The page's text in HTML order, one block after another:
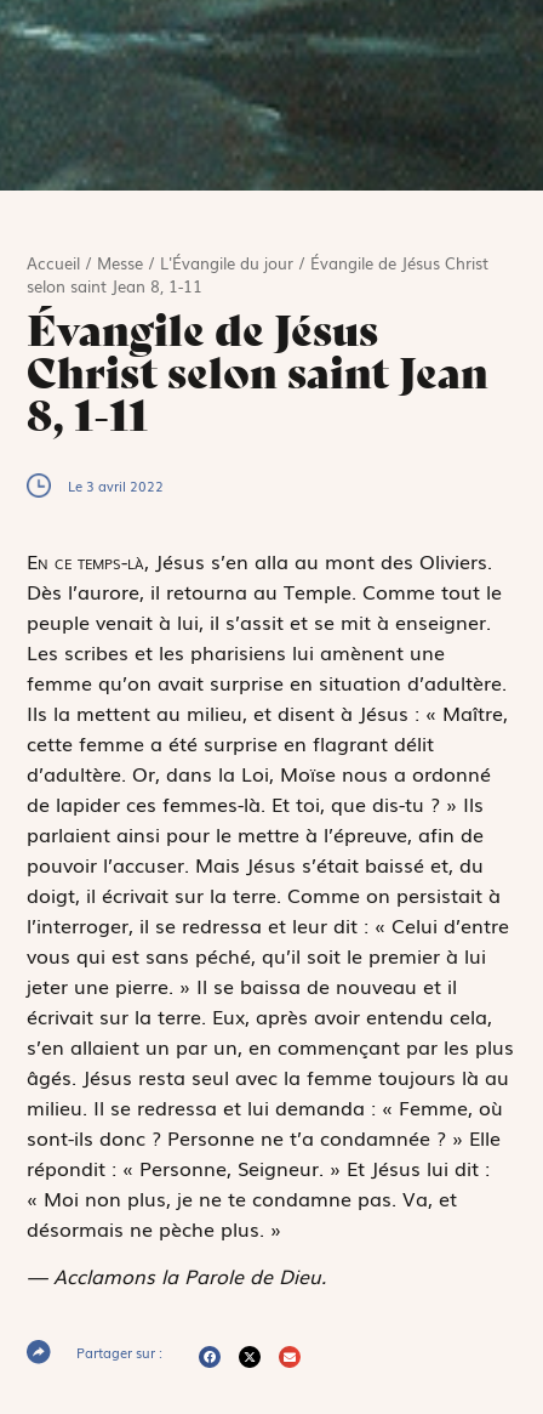
Accueil / Messe / L'Évangile du jour / Évangile de Jésus Christ
selon saint Jean 8, 1-11
Évangile de Jésus
Christ selon saint Jean
8, 1-11
Le 3 avril 2022
En ce temps-là, Jésus s’en alla au mont des Oliviers.
Dès l’aurore, il retourna au Temple. Comme tout le
peuple venait à lui, il s’assit et se mit à enseigner.
Les scribes et les pharisiens lui amènent une
femme qu’on avait surprise en situation d’adultère.
Ils la mettent au milieu, et disent à Jésus : « Maître,
cette femme a été surprise en flagrant délit
d’adultère. Or, dans la Loi, Moïse nous a ordonné
de lapider ces femmes-là. Et toi, que dis-tu ? » Ils
parlaient ainsi pour le mettre à l’épreuve, afin de
pouvoir l’accuser. Mais Jésus s’était baissé et, du
doigt, il écrivait sur la terre. Comme on persistait à
l’interroger, il se redressa et leur dit : « Celui d’entre
vous qui est sans péché, qu’il soit le premier à lui
jeter une pierre. » Il se baissa de nouveau et il
écrivait sur la terre. Eux, après avoir entendu cela,
s’en allaient un par un, en commençant par les plus
âgés. Jésus resta seul avec la femme toujours là au
milieu. Il se redressa et lui demanda : « Femme, où
sont-ils donc ? Personne ne t’a condamnée ? » Elle
répondit : « Personne, Seigneur. » Et Jésus lui dit :
« Moi non plus, je ne te condamne pas. Va, et
désormais ne pèche plus. »
— Acclamons la Parole de Dieu.
Partager sur :